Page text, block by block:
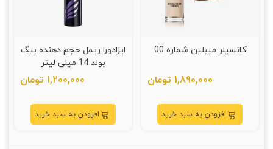
کانسیلر میبلین شماره 00
1,890,000 تومان
افزودن به سبد خرید
ایزادورا ریمل حجم دهنده بیگ
بولد 14 میلی لیتر
1,200,000 تومان
افزودن به سبد خرید